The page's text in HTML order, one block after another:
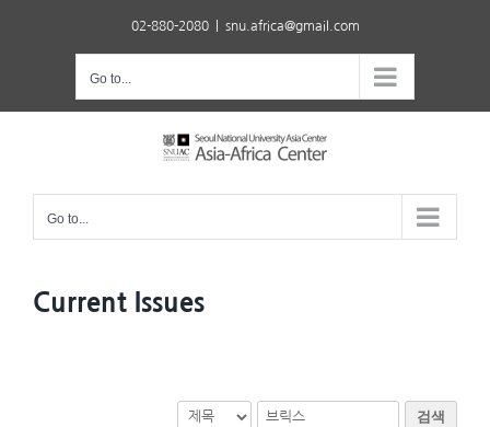
02-880-2080 snu.africa@gmail.com
Go to...
Go to...
Current Issues
검색